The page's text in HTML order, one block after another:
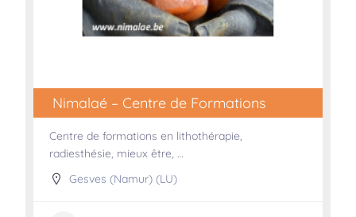
Nimalaé – Centre de Formations
Centre de formations en lithothérapie,
radiesthésie, mieux être, …
Gesves (Namur) (LU)